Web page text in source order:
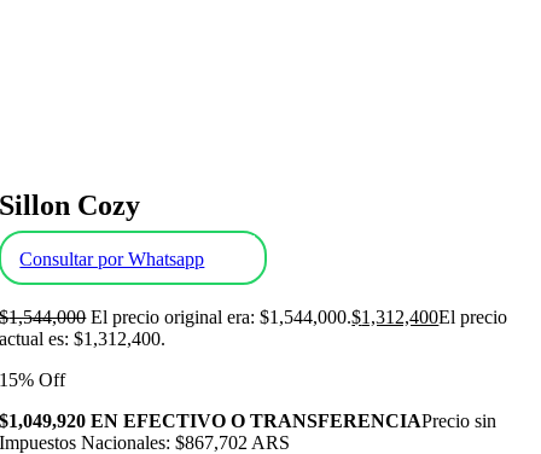
Sillon Cozy
Consultar por Whatsapp
$1,544,000 El precio original era: $1,544,000.$1,312,400El precio
actual es: $1,312,400.
15% Off
$1,049,920 EN EFECTIVO O TRANSFERENCIAPrecio sin
Impuestos Nacionales: $867,702 ARS